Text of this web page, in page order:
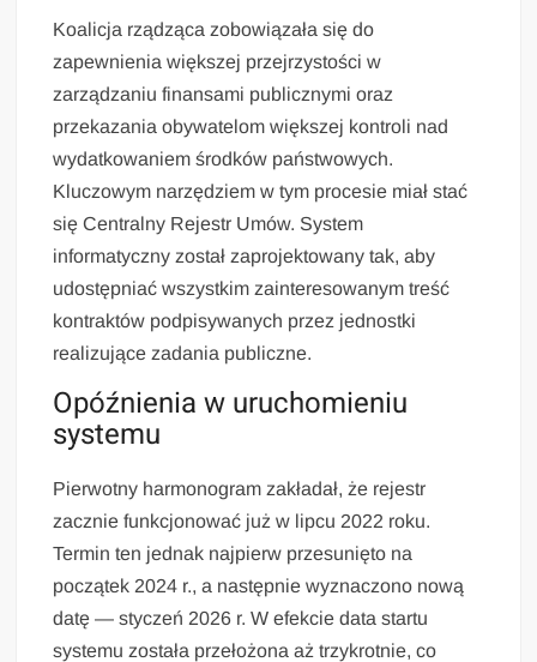
Koalicja rządząca zobowiązała się do
zapewnienia większej przejrzystości w
zarządzaniu finansami publicznymi oraz
przekazania obywatelom większej kontroli nad
wydatkowaniem środków państwowych.
Kluczowym narzędziem w tym procesie miał stać
się Centralny Rejestr Umów. System
informatyczny został zaprojektowany tak, aby
udostępniać wszystkim zainteresowanym treść
kontraktów podpisywanych przez jednostki
realizujące zadania publiczne.
Opóźnienia w uruchomieniu
systemu
Pierwotny harmonogram zakładał, że rejestr
zacznie funkcjonować już w lipcu 2022 roku.
Termin ten jednak najpierw przesunięto na
początek 2024 r., a następnie wyznaczono nową
datę — styczeń 2026 r. W efekcie data startu
systemu została przełożona aż trzykrotnie, co